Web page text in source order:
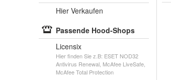
Hier Verkaufen
Passende Hood-Shops
Licensix
Hier finden Sie z.B: ESET NOD32
Antivirus Renewal, McAfee LiveSafe,
McAfee Total Protection